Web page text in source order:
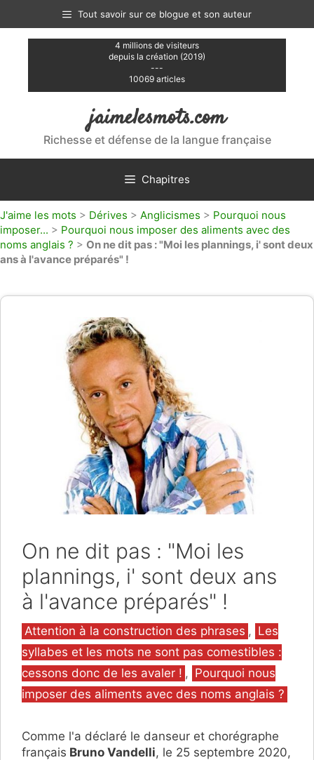
contenu
Tout savoir sur ce blogue et son auteur
4 millions de visiteurs
depuis la création (2019)
---
10069 articles
jaimelesmots.com
Richesse et défense de la langue française
Chapitres
J'aime les mots > Dérives > Anglicismes > Pourquoi nous
imposer... > Pourquoi nous imposer des aliments avec des
noms anglais ? > On ne dit pas : "Moi les plannings, i' sont deux
ans à l'avance préparés" !
On ne dit pas : "Moi les
plannings, i' sont deux ans
à l'avance préparés" !
Catégories
Attention à la construction des phrases , Les
syllabes et les mots ne sont pas comestibles :
cessons donc de les avaler ! , Pourquoi nous
imposer des aliments avec des noms anglais ?
Comme l'a déclaré le danseur et chorégraphe
français Bruno Vandelli, le 25 septembre 2020,